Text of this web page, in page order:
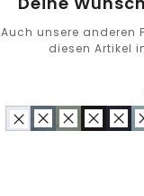
Auch unsere anderen
diesen Artikel